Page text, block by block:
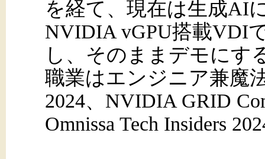
を経て、現在は生成AI
NVIDIA vGPU搭載VDI
し、そのままデモにす
職業はエンジニア兼魔
2024、NVIDIA GRID
Omnissa Tech Insiders